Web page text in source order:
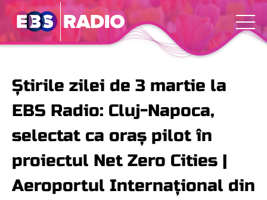
Știrile zilei de 3 martie la
EBS Radio: Cluj-Napoca,
selectat ca oraș pilot în
proiectul Net Zero Cities |
Aeroportul Internațional din